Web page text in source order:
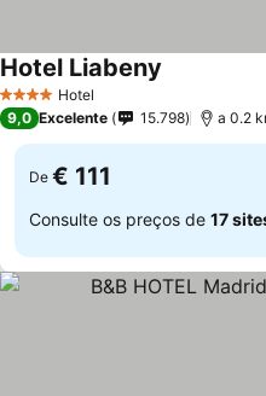
4 EstrelasHotel
Hotel Liabeny
9,0 Excelente 15.798 a 0.2
De € 111
Consulte os preços de 17